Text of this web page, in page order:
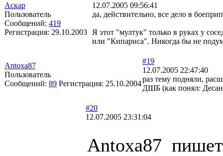
Аскар
Пользователь
Сообщений: 419
Регистрация: 29.10.2003
12.07.2005 09:56:41
да, действительно, все дело в
Я этот "мултук" только в руках у
или "Кипариса". Никогда бы не
Antoxa87
Пользователь
Сообщений: 89 Регистрация: 25.10.2004
#19
12.07.2005 22:47:40
раз тему подняли,
ДШБ (как понял:
#20
12.07.2005 23:31:04
Antoxa87 пишет